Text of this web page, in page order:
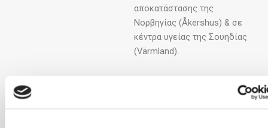
αποκατάστασης της
Νορβηγίας (Åkershus) & σε
κέντρα υγείας της Σουηδίας
(Värmland).
Ιατρός σε κέντρα υγείας της